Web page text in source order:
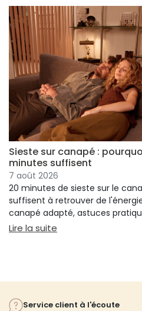
Sieste sur canapé :
minutes suffisent
7 août 2026
20 minutes de sieste sur le
suffisent à retrouver de
canapé adapté, astuces
bien s'installer.
Lire la suite : Sieste sur
Service client à l'écoute